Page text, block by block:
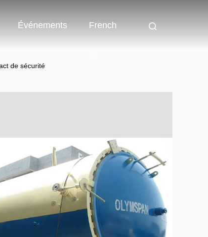
Événements French
de sécurité